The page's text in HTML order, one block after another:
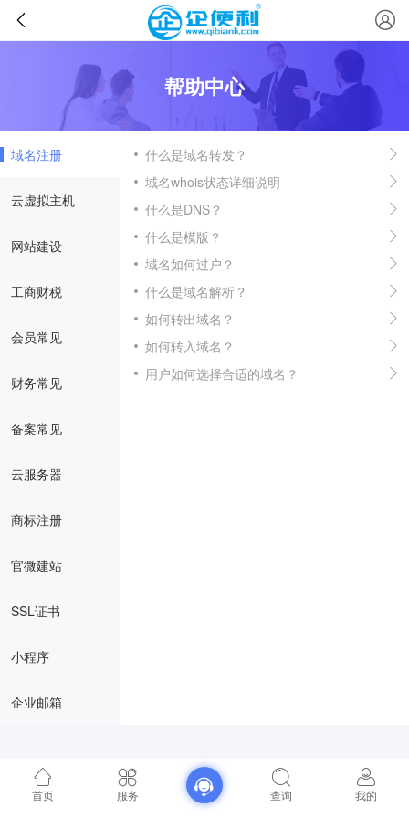
帮助中心
域名注册
云虚拟主机
网站建设
工商财税
会员常见
财务常见
备案常见
云服务器
商标注册
官微建站
SSL证书
小程序
企业邮箱
什么是域名转发？
域名whois状态详细说明
什么是DNS？
什么是模版？
域名如何过户？
什么是域名解析？
如何转出域名？
如何转入域名？
用户如何选择合适的域名？
首页 服务 查询 我的